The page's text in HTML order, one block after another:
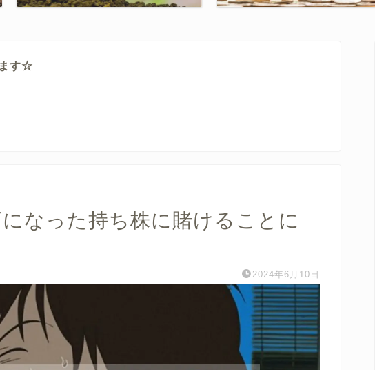
す☆
になった持ち株に賭けることに
2024年6月10日